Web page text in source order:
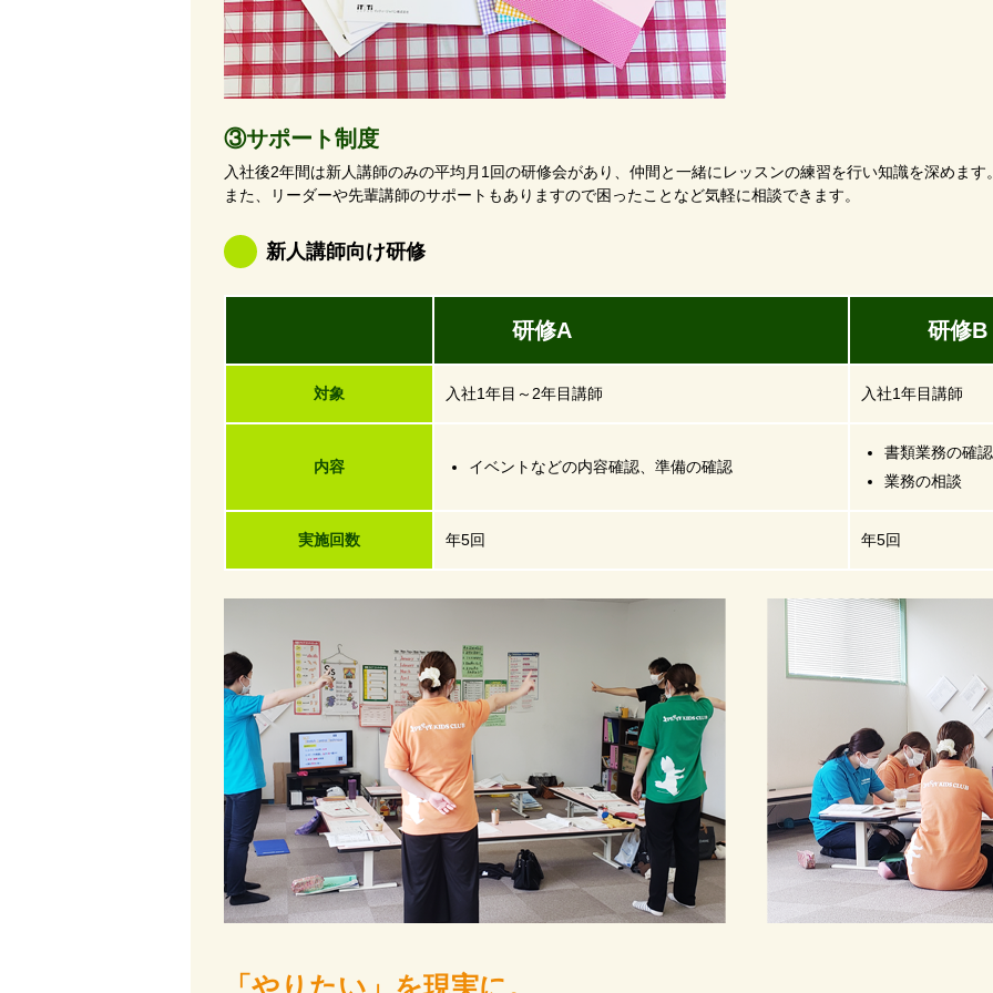
③サポート制度
入社後2年間は新人講師のみの平均月1回の研修会があり、仲間と一緒にレッスンの練習を行い知識を深めます
また、リーダーや先輩講師のサポートもありますので困ったことなど気軽に相談できます。
新人講師向け研修
研修A 研修B
対象 入社1年目～2年目講師 入社1年目講師
内容 イベントなどの内容確認、準備の確認
書類業務の確認
業務の相談
実施回数 年5回 年5回